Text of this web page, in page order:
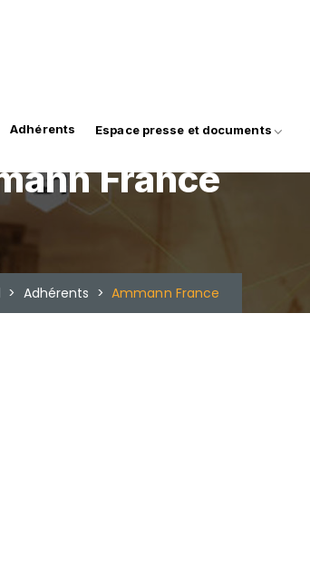
Adhérents Espace presse et documents
France
> Adhérents >Ammann France